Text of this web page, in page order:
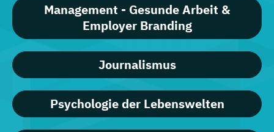
Management - Gesunde Arbeit &
Employer Branding
Journalismus
Psychologie der Lebenswelten